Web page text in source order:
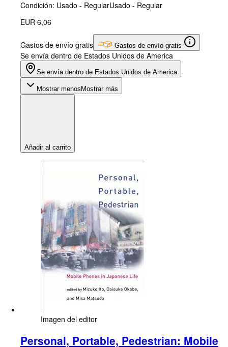
Condición: Usado - RegularUsado - Regular
EUR 6,06
Gastos de envío gratis Gastos de envío gratis
Se envía dentro de Estados Unidos de America
Se envía dentro de Estados Unidos de America
Mostrar menos Mostrar más
Añadir al carrito
Imagen del editor
Personal, Portable, Pedestrian: Mobile